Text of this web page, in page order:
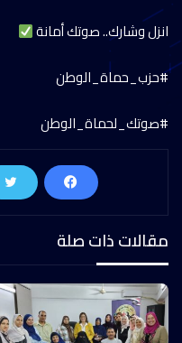
انزل وشارك.. صوتك أمانة
#حزب_حماة_الوطن
#صوتك_لحماة_الوطن
مقالات ذات صلة